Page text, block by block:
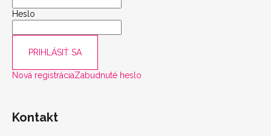
Heslo
PRIHLÁSIŤ SA
Nová registráciaZabudnuté heslo
Kontakt